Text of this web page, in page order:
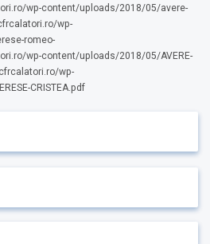
wp-content/uploads/2018/05/avere-
wp-
romeo-
wp-content/uploads/2018/05/AVERE-
wp-
CRISTEA.pdf